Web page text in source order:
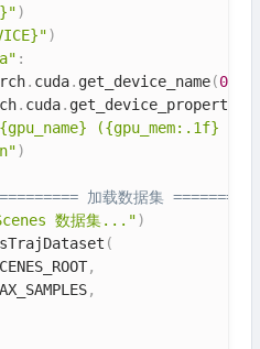
)
)
:
. cuda. get_device_name(0
. cuda. get_device_properties
({gpu_mem:.1f}
)
加载数据集
数据集...")
(
,
,